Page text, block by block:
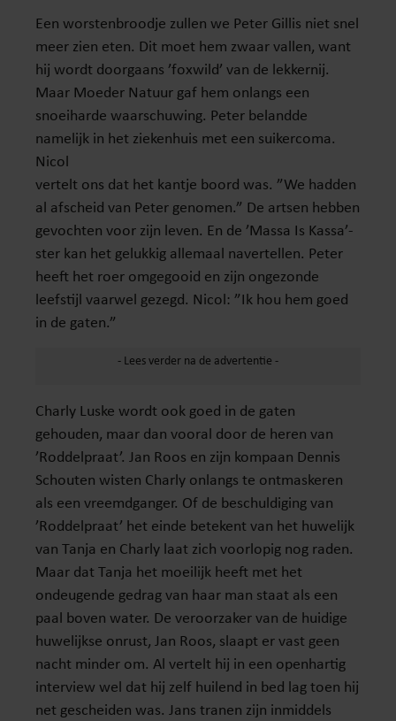
Een worstenbroodje zullen we Peter Gillis niet snel
meer zien eten. Dit moet hem zwaar vallen, want
hij wordt doorgaans ’foxwild’ van de lekkernij.
Maar Moeder Natuur gaf hem onlangs een
snoeiharde waarschuwing. Peter belandde
namelijk in het ziekenhuis met een suikercoma.
Nicol
vertelt ons dat het kantje boord was. ”We hadden
al afscheid van Peter genomen.” De artsen hebben
gevochten voor zijn leven. En de ’Massa Is Kassa’-
ster kan het gelukkig allemaal navertellen. Peter
heeft het roer omgegooid en zijn ongezonde
leefstijl vaarwel gezegd. Nicol: ”Ik hou hem goed
in de gaten.”
Charly Luske wordt ook goed in de gaten
gehouden, maar dan vooral door de heren van
’Roddelpraat’. Jan Roos en zijn kompaan Dennis
Schouten wisten Charly onlangs te ontmaskeren
als een vreemdganger. Of de beschuldiging van
’Roddelpraat’ het einde betekent van het huwelijk
van Tanja en Charly laat zich voorlopig nog raden.
Maar dat Tanja het moeilijk heeft met het
ondeugende gedrag van haar man staat als een
paal boven water. De veroorzaker van de huidige
huwelijkse onrust, Jan Roos, slaapt er vast geen
nacht minder om. Al vertelt hij in een openhartig
interview wel dat hij zelf huilend in bed lag toen hij
net gescheiden was. Jans tranen zijn inmiddels